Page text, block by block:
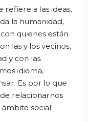
refiere a las ideas,
la humanidad,
quienes están
las y los vecinos,
y con las
idioma,
Es por lo que
relacionarnos
social.